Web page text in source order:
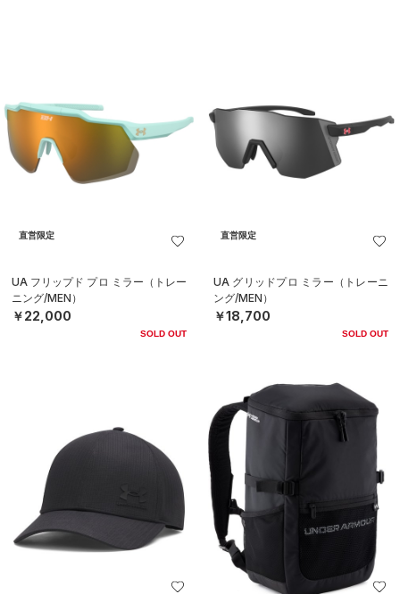
直営限定
UA フリップド プロ ミラー（トレー
ニング/MEN）
￥22,000
SOLD OUT
直営限定
UA グリッドプロ ミラー（トレーニ
ング/MEN）
￥18,700
SOLD OUT